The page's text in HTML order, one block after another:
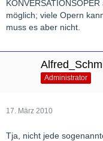
möglich; viele Opern
muss es aber nicht.
Administrator
17. März 2010
Tja, nicht jede